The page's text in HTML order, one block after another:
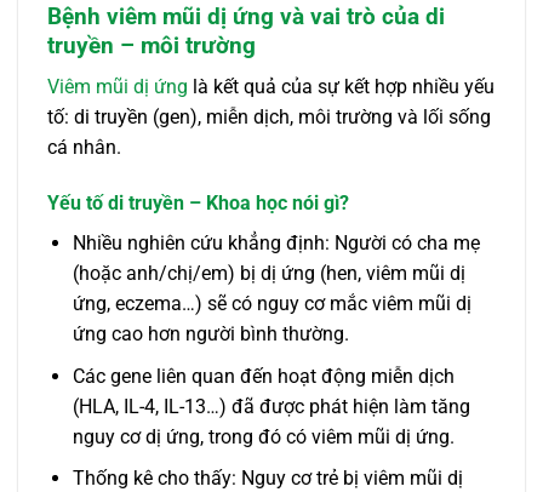
Bệnh viêm mũi dị ứng và vai trò của di
truyền – môi trường
Viêm mũi dị ứng là kết quả của sự kết hợp nhiều yếu
tố: di truyền (gen), miễn dịch, môi trường và lối sống
cá nhân.
Yếu tố di truyền – Khoa học nói gì?
Nhiều nghiên cứu khẳng định: Người có cha mẹ
(hoặc anh/chị/em) bị dị ứng (hen, viêm mũi dị
ứng, eczema…) sẽ có nguy cơ mắc viêm mũi dị
ứng cao hơn người bình thường.
Các gene liên quan đến hoạt động miễn dịch
(HLA, IL-4, IL-13…) đã được phát hiện làm tăng
nguy cơ dị ứng, trong đó có viêm mũi dị ứng.
Thống kê cho thấy: Nguy cơ trẻ bị viêm mũi dị